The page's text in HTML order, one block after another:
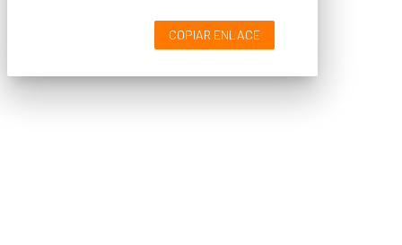
COPIAR ENLACE